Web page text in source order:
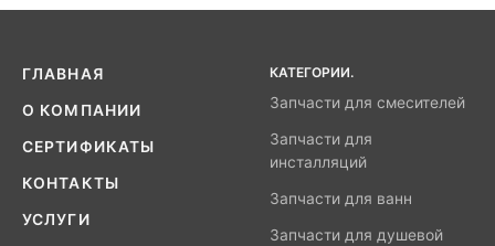
ГЛАВНАЯ
О КОМПАНИИ
СЕРТИФИКАТЫ
КОНТАКТЫ
УСЛУГИ
КАТЕГОРИИ.
Запчасти для смесителей
Запчасти для
инсталляций
Запчасти для ванн
Запчасти для душевой